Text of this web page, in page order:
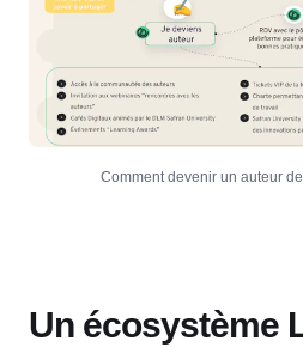
Comment devenir un auteur
Un écosystème